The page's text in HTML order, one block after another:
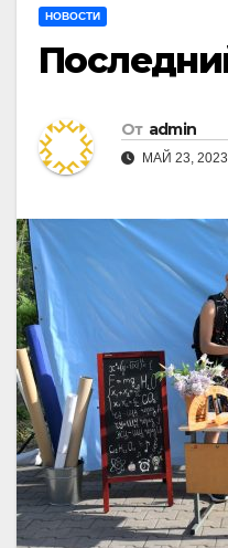
НОВОСТИ
От admin
МАЙ 23, 2023